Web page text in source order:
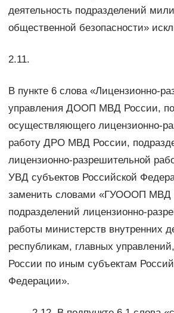
деятельность подразделений
общественной безопасности»
2.11.
В пункте 6 слова «Лицензионно-
управления ДООП МВД России,
осуществляющего лицензионно-
работу ДРО МВД России,
лицензионно-разрешительной
УВД субъектов Российской
заменить словами «ГУОООП МВД
подразделений лицензионно-
работы министерств внутренних
республикам, главных
России по иным субъектам
Федерации».